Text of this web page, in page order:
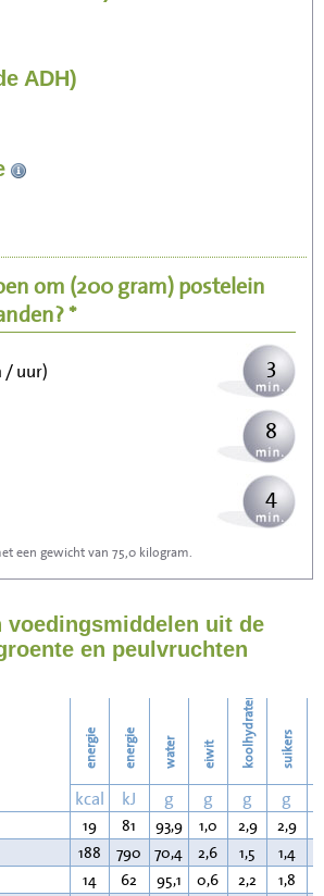
ADH)
om (200 gram)postelein
*
uur)
/ uur) 3
8
4
15
17
een gewicht van 75,0 kilogram.
voedingsmiddelen uit de
en peulvruchten
energie energie water eiwit koolhydraten suikers
kcal kJ g g g g
19 81 93,9 1,0 2,9 2,9
188 790 70,4 2,6 1,5 1,4
14 62 95,1 0,6 2,2 1,8